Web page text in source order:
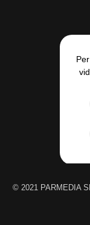
© 2021 PARMEDIA